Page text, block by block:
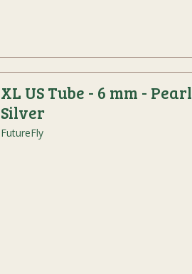
XL US Tube - 6 mm - Pearl
Silver
FutureFly